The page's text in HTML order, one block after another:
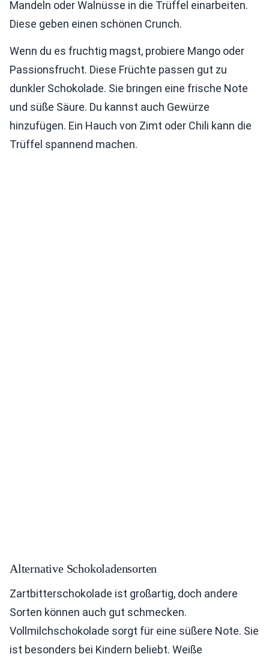
Mandeln oder Walnüsse in die Trüffel einarbeiten.
Diese geben einen schönen Crunch.
Wenn du es fruchtig magst, probiere Mango oder
Passionsfrucht. Diese Früchte passen gut zu
dunkler Schokolade. Sie bringen eine frische Note
und süße Säure. Du kannst auch Gewürze
hinzufügen. Ein Hauch von Zimt oder Chili kann die
Trüffel spannend machen.
Alternative Schokoladensorten
Zartbitterschokolade ist großartig, doch andere
Sorten können auch gut schmecken.
Vollmilchschokolade sorgt für eine süßere Note. Sie
ist besonders bei Kindern beliebt. Weiße